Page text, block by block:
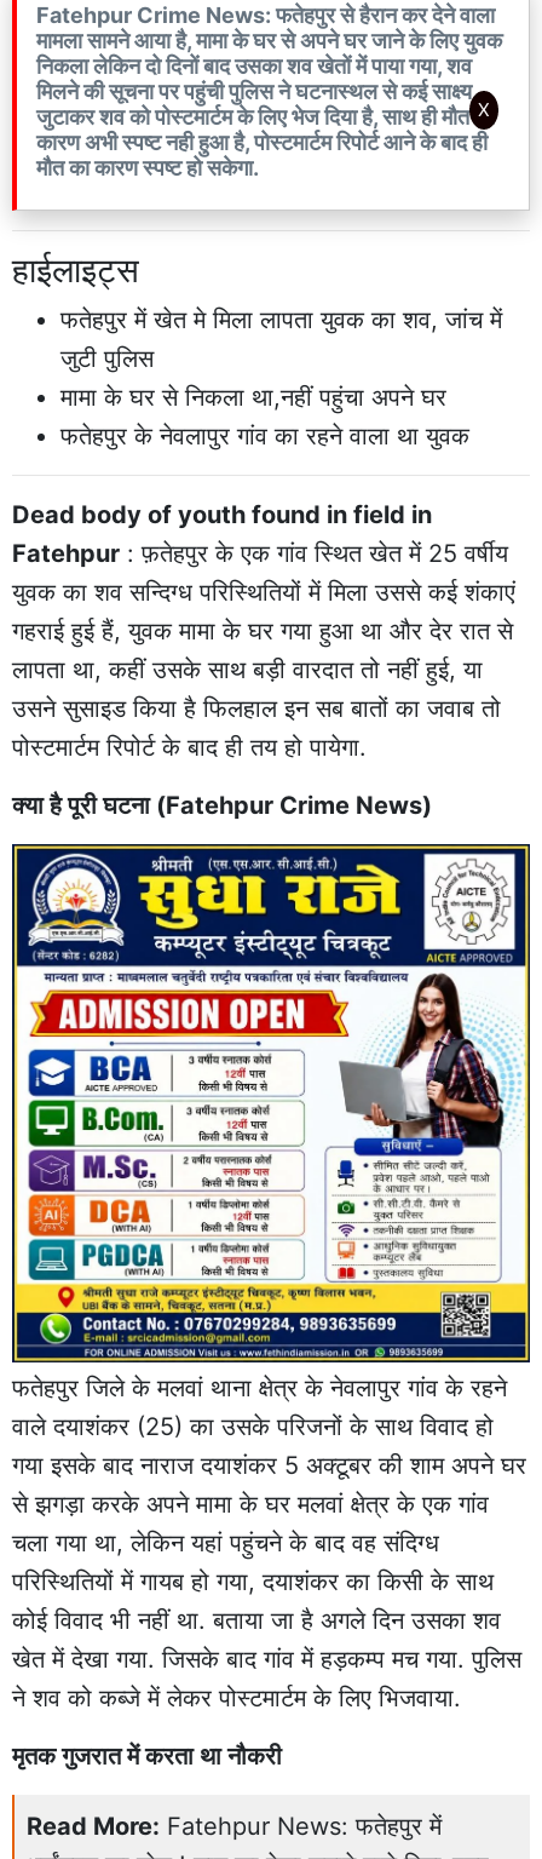
Fatehpur Crime News: फतेहपुर से हैरान कर देने वाला
मामला सामने आया है, मामा के घर से अपने घर जाने के लिए युवक
निकला लेकिन दो दिनों बाद उसका शव खेतों में पाया गया, शव
मिलने की सूचना पर पहुंची पुलिस ने घटनास्थल से कई साक्ष्य
जुटाकर शव को पोस्टमार्टम के लिए भेज दिया है, साथ ही मौत का
कारण अभी स्पष्ट नही हुआ है, पोस्टमार्टम रिपोर्ट आने के बाद ही
मौत का कारण स्पष्ट हो सकेगा.
हाईलाइट्स
फतेहपुर में खेत मे मिला लापता युवक का शव, जांच में
जुटी पुलिस
मामा के घर से निकला था,नहीं पहुंचा अपने घर
फतेहपुर के नेवलापुर गांव का रहने वाला था युवक
Dead body of youth found in field in
Fatehpur : फ़तेहपुर के एक गांव स्थित खेत में 25 वर्षीय
युवक का शव सन्दिग्ध परिस्थितियों में मिला उससे कई शंकाएं
गहराई हुई हैं, युवक मामा के घर गया हुआ था और देर रात से
लापता था, कहीं उसके साथ बड़ी वारदात तो नहीं हुई, या
उसने सुसाइड किया है फिलहाल इन सब बातों का जवाब तो
पोस्टमार्टम रिपोर्ट के बाद ही तय हो पायेगा.
क्या है पूरी घटना (Fatehpur Crime News)
फतेहपुर जिले के मलवां थाना क्षेत्र के नेवलापुर गांव के रहने
वाले दयाशंकर (25) का उसके परिजनों के साथ विवाद हो
गया इसके बाद नाराज दयाशंकर 5 अक्टूबर की शाम अपने घर
से झगड़ा करके अपने मामा के घर मलवां क्षेत्र के एक गांव
चला गया था, लेकिन यहां पहुंचने के बाद वह संदिग्ध
परिस्थितियों में गायब हो गया, दयाशंकर का किसी के साथ
कोई विवाद भी नहीं था. बताया जा है अगले दिन उसका शव
खेत में देखा गया. जिसके बाद गांव में हड़कम्प मच गया. पुलिस
ने शव को कब्जे में लेकर पोस्टमार्टम के लिए भिजवाया.
X
मृतक गुजरात में करता था नौकरी
Read More: Fatehpur News: फतेहपुर में